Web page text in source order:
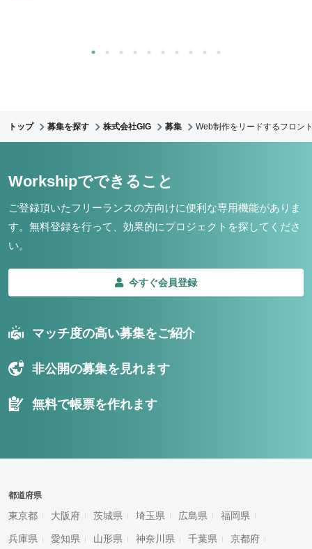
トップ 募集を探す 株式会社GIG 募集 Web制作をリードするフロン
Workshipでできること
ご登録頂いたフリーランスの方向けに便利な専用機能がありま
す。 無料登録を行って、効果的にプロジェクトを探してくださ
い。
今すぐ会員登録
マッチ度の高い募集をご紹介
非公開の募集を見れます
無料で帳票を作れます
都道府県
東京都 大阪府 茨城県 埼玉県 広島県 福岡県
兵庫県 愛知県 山形県 神奈川県 千葉県 京都府